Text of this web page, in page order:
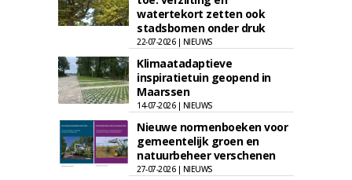
watertekort zetten ook
stadsbomen onder druk
22-07-2026 | NIEUWS
Klimaatadaptieve
inspiratietuin geopend in
Maarssen
14-07-2026 | NIEUWS
Nieuwe normenboeken voor
gemeentelijk groen en
natuurbeheer verschenen
27-07-2026 | NIEUWS